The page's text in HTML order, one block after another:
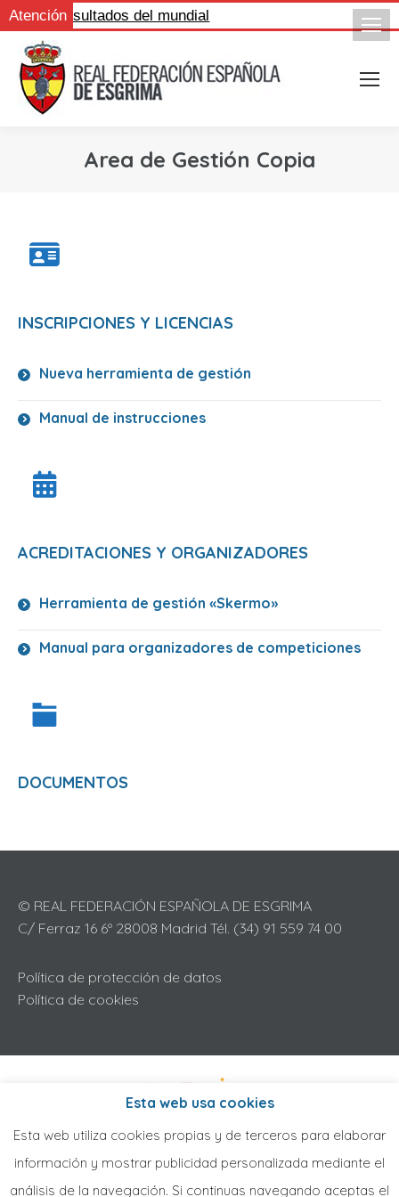
Atención
los resultados del mundial
Area de Gestión Copia
INSCRIPCIONES Y LICENCIAS
Nueva herramienta de gestión
Manual de instrucciones
ACREDITACIONES Y ORGANIZADORES
Herramienta de gestión «Skermo»
Manual para organizadores de competiciones
DOCUMENTOS
© REAL FEDERACIÓN ESPAÑOLA DE ESGRIMA
C/ Ferraz 16 6º 28008 Madrid Tél. (34) 91 559 74 00
Política de protección de datos
Política de cookies
Esta web usa cookies
Esta web utiliza cookies propias y de terceros para elaborar
información y mostrar publicidad personalizada mediante el
análisis de la navegación. Si continuas navegando aceptas el